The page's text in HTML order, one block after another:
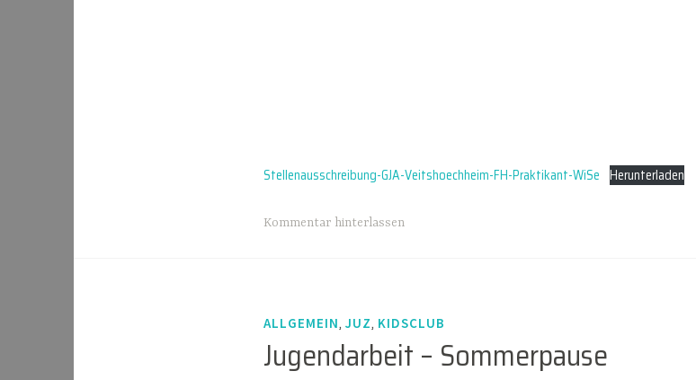
Stellenausschreibung-GJA-Veitshoechheim-FH-Praktikant-WiSe Herunterladen
Kommentar hinterlassen
ALLGEMEIN, JUZ, KIDSCLUB
Jugendarbeit – Sommerpause